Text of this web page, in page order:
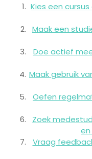
Kies een
Maak een
Doe actief
Maak gebruik
Oefen
Zoek
Vraag